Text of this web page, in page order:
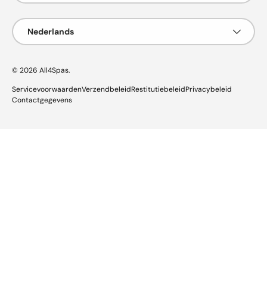
Taal
Nederlands
© 2026 All4Spas.
ServicevoorwaardenVerzendbeleidRestitutiebeleidPrivacybeleid
Contactgegevens